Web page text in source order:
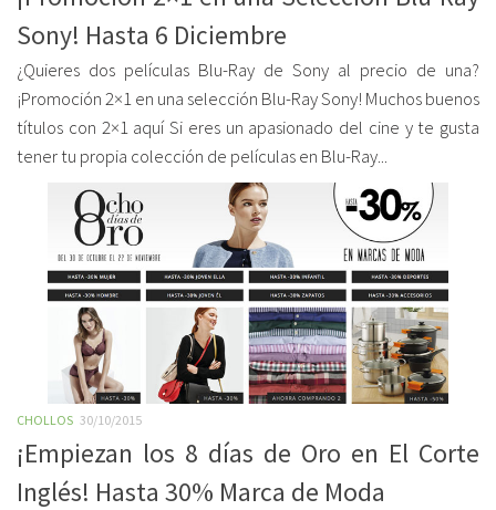
Sony! Hasta 6 Diciembre
¿Quieres dos películas Blu-Ray de Sony al precio de una?
¡Promoción 2×1 en una selección Blu-Ray Sony! Muchos buenos
títulos con 2×1 aquí Si eres un apasionado del cine y te gusta
tener tu propia colección de películas en Blu-Ray...
CHOLLOS 30/10/2015
¡Empiezan los 8 días de Oro en El Corte
Inglés! Hasta 30% Marca de Moda